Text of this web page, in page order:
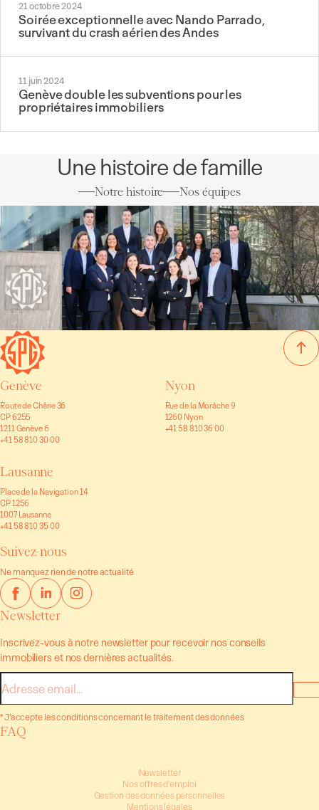
21 octobre 2024
Soirée exceptionnelle avec Nando Parrado,
survivant du crash aérien des Andes
11 juin 2024
Genève double les subventions pour les
propriétaires immobiliers
Une histoire de famille
Notre histoire Nos équipes
Genève
Route de Chêne 36
CP 6255
1211 Genève 6
+41 58 810 30 00
Nyon
Rue de la Morâche 9
1260 Nyon
+41 58 810 36 00
Lausanne
Place de la Navigation 14
CP 1256
1007 Lausanne
+41 58 810 35 00
Suivez-nous
Ne manquez rien de notre actualité
Newsletter
Inscrivez-vous à notre newsletter pour recevoir nos conseils
immobiliers et nos dernières actualités.
mail
* J’accepte les conditions concernant le traitement des données
FAQ
Newsletter
Nos offres d’emploi
Gestion des données personnelles
Mentions légales